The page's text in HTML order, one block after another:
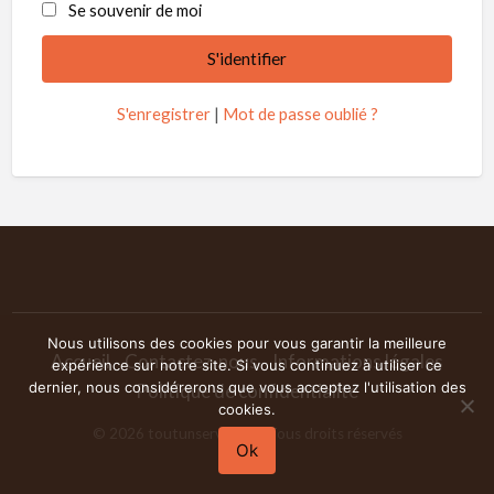
Se souvenir de moi
S'enregistrer| Mot de passe oublié ?
Accueil Contactez-nous
Informations légales
Politique de confidentialité
toutunservice.fr| Tous droits réservés
Nous utilisons des cookies pour vous garantir la meilleure
expérience sur notre site. Si vous continuez à utiliser ce
dernier, nous considérerons que vous acceptez l'utilisation des
cookies.
Ok